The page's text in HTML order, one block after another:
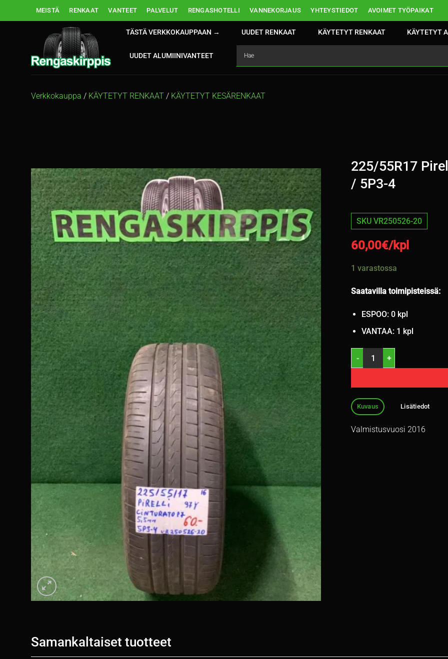
MEISTÄ RENKAAT VANTEET PALVELUT RENGASHOTELLI VANNEKORJAUS YHTEYSTIEDOT AVOIMET TYÖPAIKAT
TÄSTÄ VERKKOKAUPPAAN → UUDET RENKAAT KÄYTETYT RENKAAT KÄYTETYT
UUDET ALUMIINIVANTEET
Verkkokauppa / KÄYTETYT RENKAAT / KÄYTETYT KESÄRENKAAT
225/55R17
/ 5P3-4
SKU VR250526-20
60,00€/kpl
1 varastossa
Saatavilla toimipisteissä:
ESPOO: 0 kpl
VANTAA: 1 kpl
225/55R17 Pirelli Cinturato
Kuvaus Lisätiedot
Valmistusvuosi 2016
Samankaltaiset tuotteet